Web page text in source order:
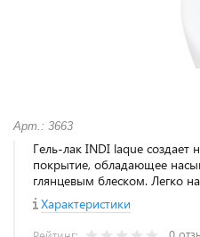
Арт.: 3663
Гель-лак INDI laque создает
покрытие, обладающее
глянцевым блеском. Легко
Характеристики
0